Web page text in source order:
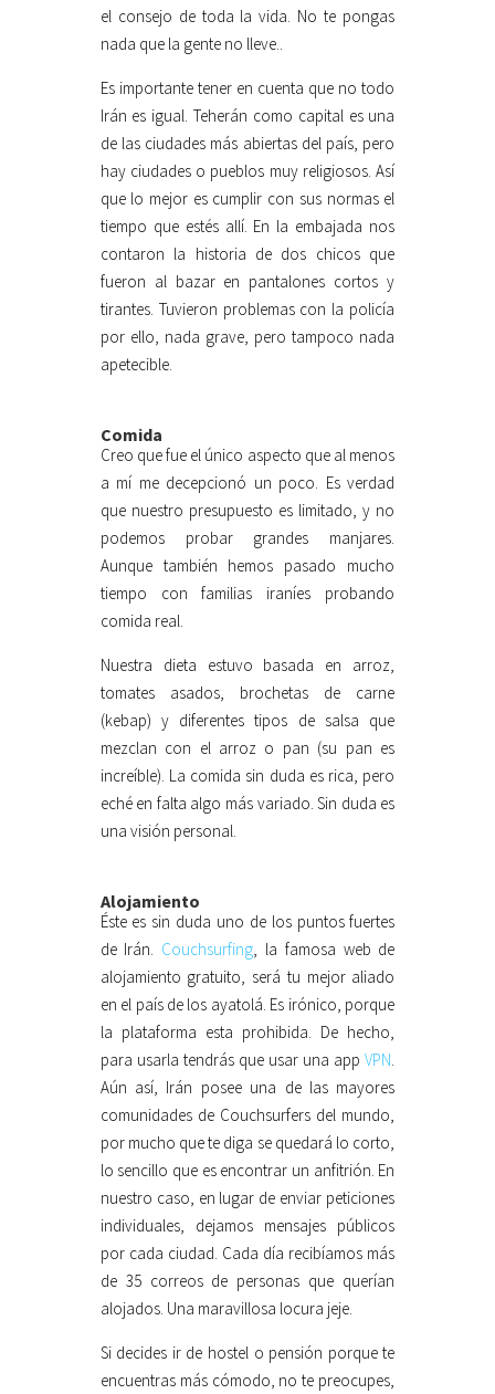
el consejo de toda la vida. No te pongas
nada que la gente no lleve..
Es importante tener en cuenta que no todo
Irán es igual. Teherán como capital es una
de las ciudades más abiertas del país, pero
hay ciudades o pueblos muy religiosos. Así
que lo mejor es cumplir con sus normas el
tiempo que estés allí. En la embajada nos
contaron la historia de dos chicos que
fueron al bazar en pantalones cortos y
tirantes. Tuvieron problemas con la policía
por ello, nada grave, pero tampoco nada
apetecible.
Comida
Creo que fue el único aspecto que al menos
a mí me decepcionó un poco. Es verdad
que nuestro presupuesto es limitado, y no
podemos probar grandes manjares.
Aunque también hemos pasado mucho
tiempo con familias iraníes probando
comida real.
Nuestra dieta estuvo basada en arroz,
tomates asados, brochetas de carne
(kebap) y diferentes tipos de salsa que
mezclan con el arroz o pan (su pan es
increíble). La comida sin duda es rica, pero
eché en falta algo más variado. Sin duda es
una visión personal.
Alojamiento
Éste es sin duda uno de los puntos fuertes
de Irán. Couchsurfing , la famosa web de
alojamiento gratuito, será tu mejor aliado
en el país de los ayatolá. Es irónico, porque
la plataforma esta prohibida. De hecho,
para usarla tendrás que usar una appVPN
Aún así, Irán posee una de las mayores
comunidades de Couchsurfers del mundo,
por mucho que te diga se quedará lo corto,
lo sencillo que es encontrar un anfitrión. En
nuestro caso, en lugar de enviar peticiones
individuales, dejamos mensajes públicos
por cada ciudad. Cada día recibíamos más
de 35 correos de personas que querían
alojados. Una maravillosa locura jeje.
Si decides ir de hostel o pensión porque te
encuentras más cómodo, no te preocupes,